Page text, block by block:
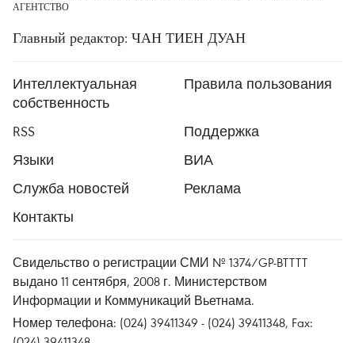
АГЕНТСТВО
Главный редактор: ЧАН ТИЕН ДУАН
Интеллектуальная
собственность
Правила пользования
RSS
Поддержка
Языки
ВИА
Служба новостей
Реклама
Контакты
Свидельство о регистрации СМИ № 1374/GP-BTTTT
выдано 11 сентября, 2008 г. Министерством
Информации и Коммуникаций Вьетнама.
Номер телефона: (024) 39411349 - (024) 39411348, Fax: